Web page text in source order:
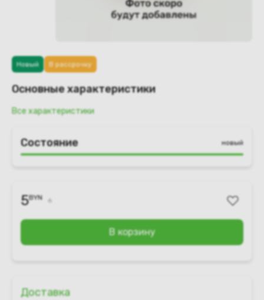
Новый В рассрочку
Основные характеристики
Все характеристики
Состояние новый
5BYN 6
В корзину
Доставка